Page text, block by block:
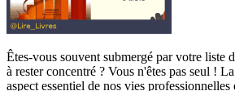
Êtes-vous souvent submergé par votre liste
à rester concentré ? Vous n'êtes pas seul !
aspect essentiel de nos vies